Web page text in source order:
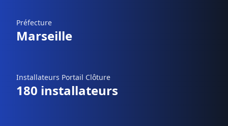
Préfecture
Marseille
Installateurs Portail Clôture
180 installateurs